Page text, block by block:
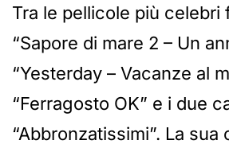
Tra le pellicole più celebri
“Sapore di mare 2 – Un
“Yesterday – Vacanze al
“Ferragosto OK” e i due
“Abbronzatissimi”. La sua